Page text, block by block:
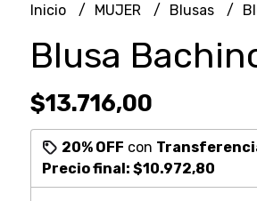
Inicio MUJER Blusas
Blusa
$13.716,00
20% OFF con
Precio final: $10.972,80